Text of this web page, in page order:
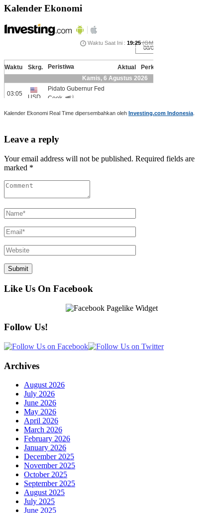
Kalender Ekonomi
Kalender Ekonomi Real Time dipersembahkan oleh Investing.com Indonesia
Leave a reply
Your email address will not be published. Required fields are
marked *
Like Us On Facebook
Follow Us!
Archives
August 2026
July 2026
June 2026
May 2026
April 2026
March 2026
February 2026
January 2026
December 2025
November 2025
October 2025
September 2025
August 2025
July 2025
June 2025